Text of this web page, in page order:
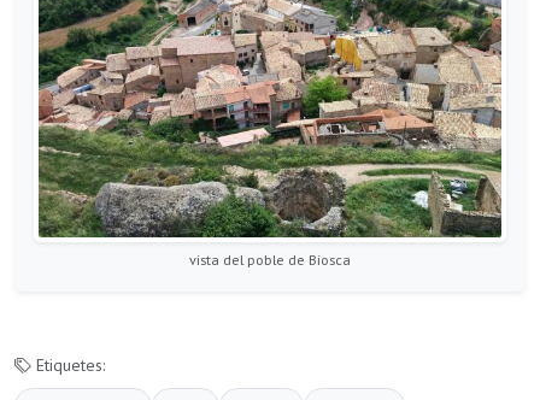
vista del poble de Biosca
Etiquetes: